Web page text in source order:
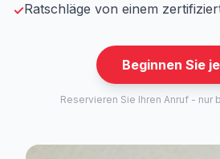
✓Ratschläge von einem
Beginnen Sie
Reservieren Sie Ihren Anruf - nur